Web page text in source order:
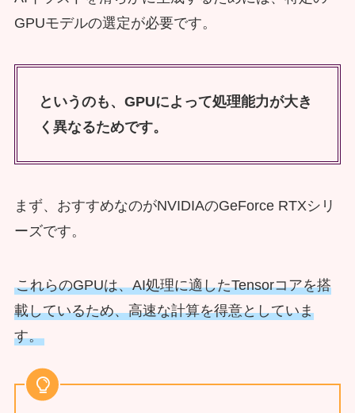
GPUモデルの選定が必要です。
というのも、GPUによって処理能力が大き
く異なるためです。
まず、おすすめなのがNVIDIAのGeForce RTXシリ
ーズです。
これらのGPUは、AI処理に適したTensorコアを搭
載しているため、高速な計算を得意としていま
す。